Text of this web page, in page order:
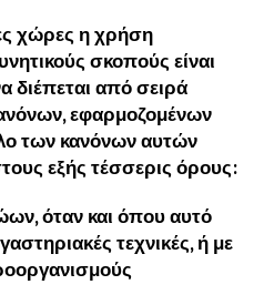
χώρες η χρήση
σκοπούς είναι
διέπεται από σειρά
εφαρμοζομένων
των κανόνων αυτών
εξής τέσσερις όρους:
όταν και όπου αυτό
τεχνικές, ή με